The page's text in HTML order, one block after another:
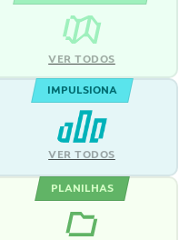
VER TODOS
IMPULSIONA
VER TODOS
PLANILHAS